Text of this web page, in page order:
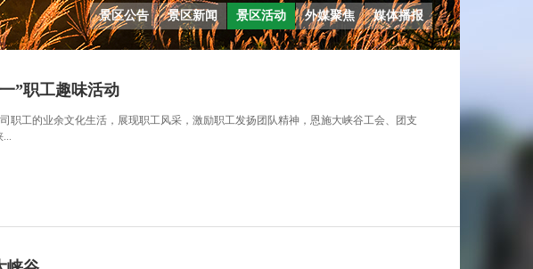
景区公告 景区新闻 景区活动 外媒聚焦 媒体播报
”职工趣味活动
职工的业余文化生活，展现职工风采，激励职工发扬团队精神，恩施大峡谷工会、团支
...